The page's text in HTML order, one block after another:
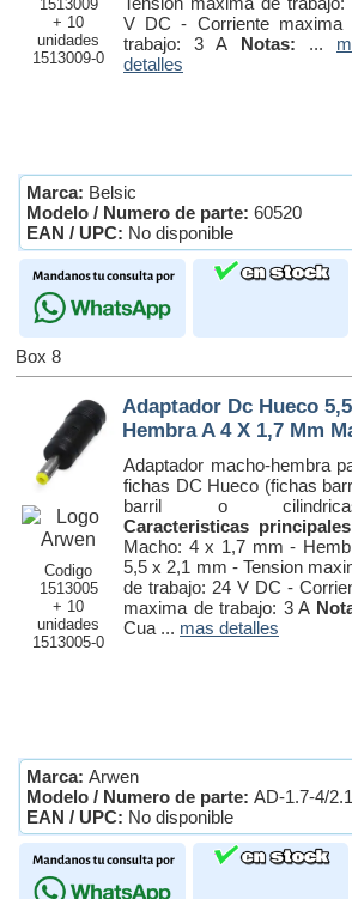
1513009
+ 10
unidades
1513009-0
V DC - Corriente maxima
trabajo: 3 A Notas: ...
detalles
Marca: Belsic
Modelo / Numero de parte: 60520
EAN / UPC: No disponible
Box 8
Codigo
1513005
+ 10
unidades
1513005-0
Adaptador Dc Hueco
Hembra A 4 X 1,7 Mm
Adaptador macho-hembra
fichas DC Hueco (fichas
barril o
Caracteristicas
Macho: 4 x 1,7 mm -
5,5 x 2,1 mm - Tension
de trabajo: 24 V DC -
maxima de trabajo: 3 A
Cua ... mas detalles
Marca: Arwen
Modelo / Numero de parte: AD-1.7-4/2.1
EAN / UPC: No disponible